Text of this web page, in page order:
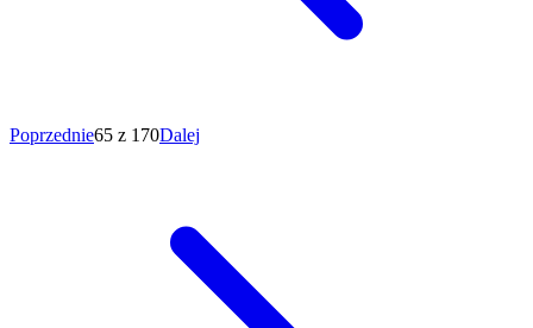
Poprzednie65 z 170Dalej